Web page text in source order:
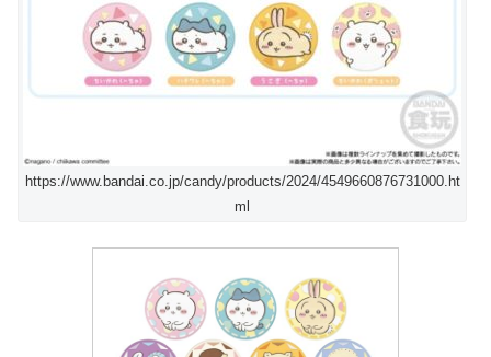
https://www.bandai.co.jp/candy/products/2024/4549660876731000.ht
ml